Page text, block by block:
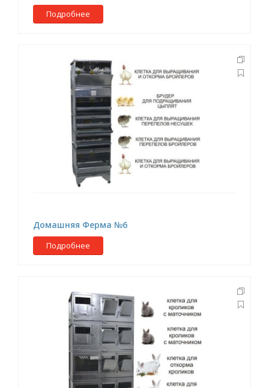
Подробнее
Домашняя Ферма №6
Подробнее